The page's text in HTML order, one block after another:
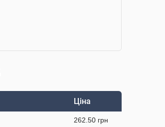
Ціна
262.50 грн